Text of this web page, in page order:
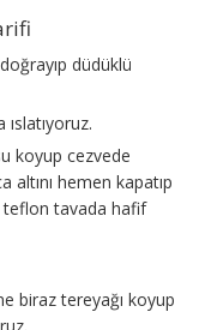
düdüklü
koyup cezvede
altını hemen kapatıp
teflon tavada hafif
biraz tereyağı koyup